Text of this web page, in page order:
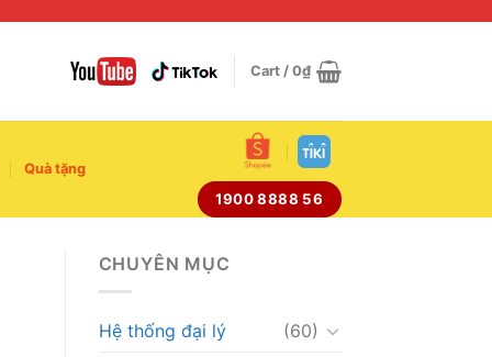
Cart / 0₫
Quà tặng
1900 8888 56
CHUYÊN MỤC
Hệ thống đại lý
(60)